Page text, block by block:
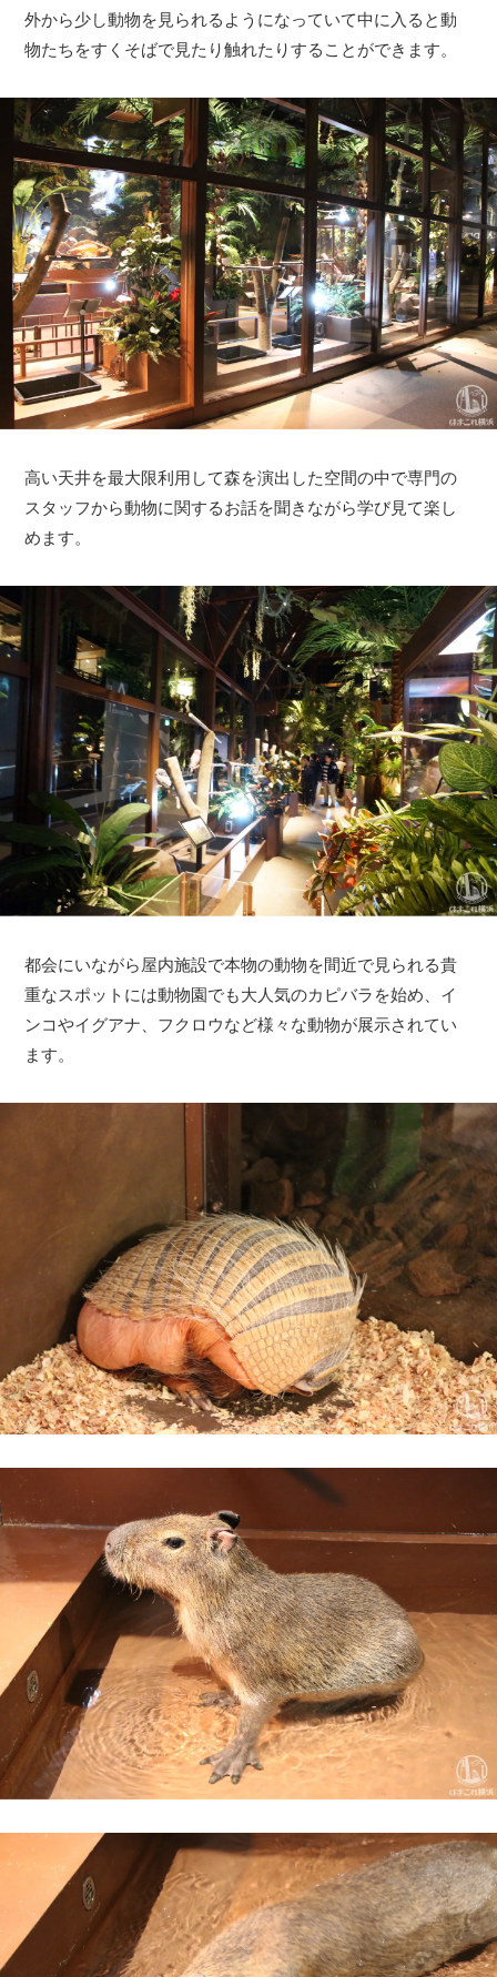
外から少し動物を見られるようになっていて中に入ると動
物たちをすくそばで見たり触れたりすることができます。
高い天井を最大限利用して森を演出した空間の中で専門の
スタッフから動物に関するお話を聞きながら学び見て楽し
めます。
都会にいながら屋内施設で本物の動物を間近で見られる貴
重なスポットには動物園でも大人気のカピバラを始め、イ
ンコやイグアナ、フクロウなど様々な動物が展示されてい
ます。